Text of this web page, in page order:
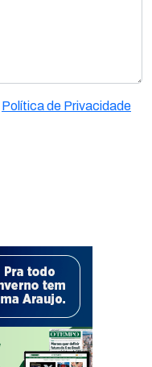
Política de Privacidade